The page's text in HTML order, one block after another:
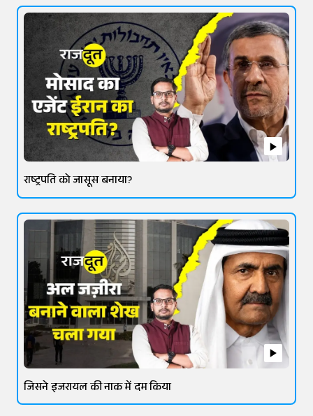
राष्ट्रपति को जासूस बनाया?
जिसने इजरायल की नाक में दम किया